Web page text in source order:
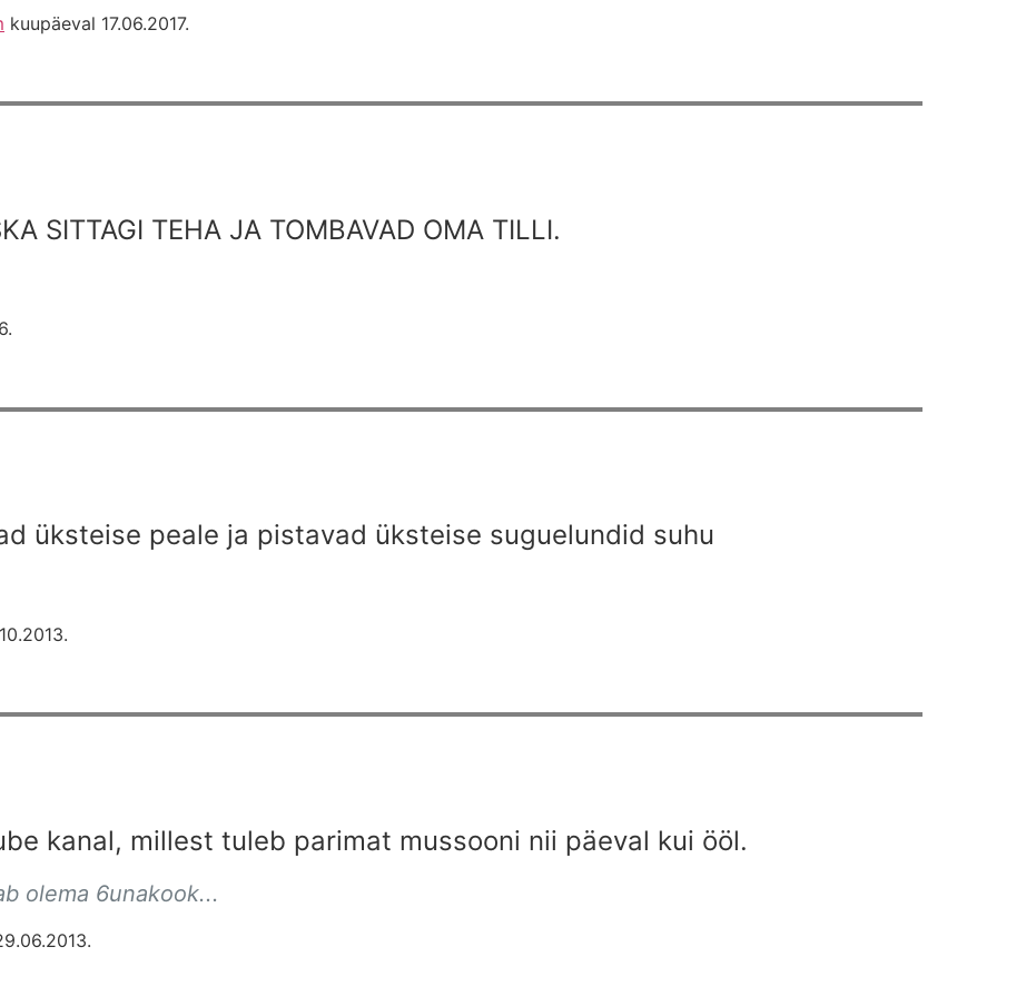
kuupäeval 17.06.2017.
SITTAGI TEHA JA TOMBAVAD OMA TILLI.
üksteise peale ja pistavad üksteise suguelundid suhu
kanal, millest tuleb parimat mussooni nii päeval kui ööl.
olema 6unakook...